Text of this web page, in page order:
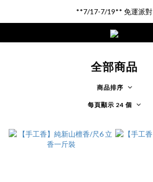
新品登場!! \印尼馬來沉香/
**7/17-7/19** 免運派對
新品登場!! \印尼馬來沉香/
全部商品
商品排序
每頁顯示 24 個